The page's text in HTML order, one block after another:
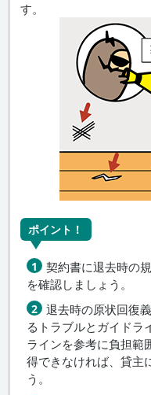
す。
ポイント！
契約書に退去時の
を確認しましょう。
退去時の原状回復
るトラブルとガイドラ
ラインを参考に負担範
得できなければ、貸主
う。